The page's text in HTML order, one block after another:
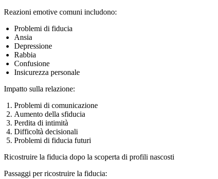
Reazioni emotive comuni includono:
Problemi di fiducia
Ansia
Depressione
Rabbia
Confusione
Insicurezza personale
Impatto sulla relazione:
Problemi di comunicazione
Aumento della sfiducia
Perdita di intimità
Difficoltà decisionali
Problemi di fiducia futuri
Ricostruire la fiducia dopo la scoperta di profili nascosti
Passaggi per ricostruire la fiducia: